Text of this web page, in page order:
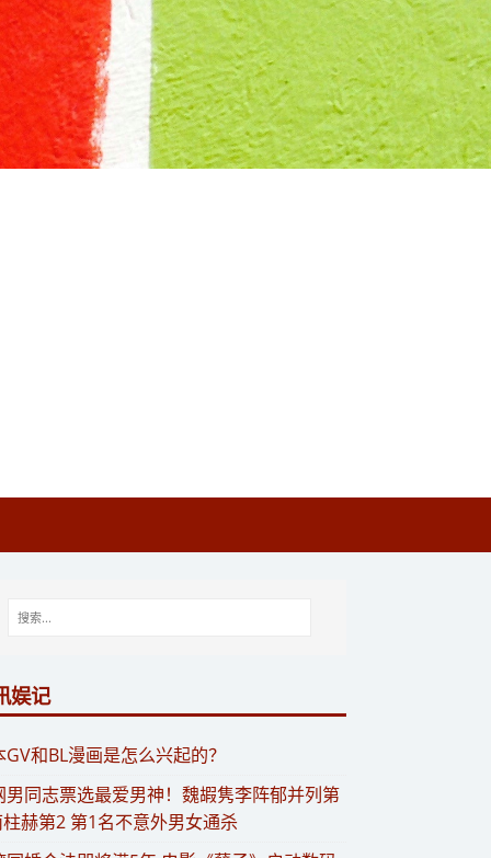
娱记
GV和BL漫画是怎么兴起的？
男同志票选最爱男神！魏嘏隽李阵郁并列第
柱赫第2 第1名不意外男女通杀